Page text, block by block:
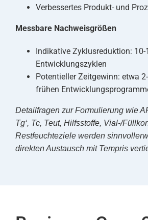
Verbessertes Produkt- und
Messbare Nachweisgrößen
Indikative Zyklusreduktion: 10-
Entwicklungszyklen
Potentieller Zeitgewinn: etwa
frühen
Detailfragen zur Formulierung wie
Tg‘, Tc, Teut, Hilfsstoffe, Vial-/
Restfeuchteziele werden
direkten Austausch mit Tempris